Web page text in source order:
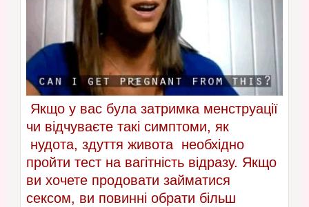
Якщо у вас була затримка менструації
чи відчуваєте такі симптоми, як
нудота, здуття живота необхідно
пройти тест на вагітність відразу. Якщо
ви хочете продовати займатися
сексом, ви повинні обрати більш